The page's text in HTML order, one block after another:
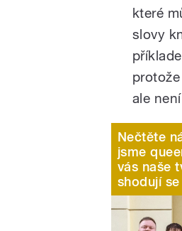
které
slovy
ale
Nečtěte
jsme
vás naše
shodují